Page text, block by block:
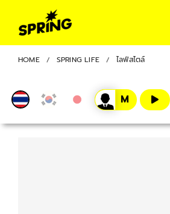
HOME SPRING LIFE ไลฟ์สไตล์